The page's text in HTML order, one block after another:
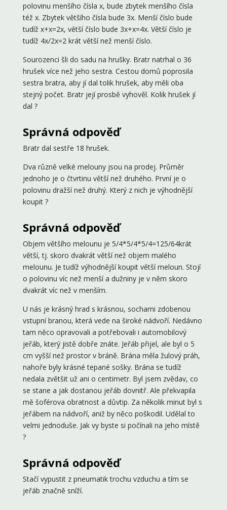
polovinu menšího čísla x, bude zbytek menšího čísla
též x. Zbytek většího čísla bude 3x. Menší číslo bude
tudíž x+x=2x, větší číslo bude 3x+x=4x. Větší číslo je
tudíž 4x/2x=2 krát větší než menší číslo.
Sourozenci šli do sadu na hrušky. Bratr natrhal o 36
hrušek více než jeho sestra. Cestou domů poprosila
sestra bratra, aby jí dal tolik hrušek, aby měli oba
stejný počet. Bratr její prosbě vyhověl. Kolik hrušek jí
dal ?
Správná odpověď
Bratr dal sestře 18 hrušek.
Dva různě velké melouny jsou na prodej. Průměr
jednoho je o čtvrtinu větší než druhého. První je o
polovinu dražší než druhý. Který z nich je výhodnější
koupit ?
Správná odpověď
Objem většího melounu je 5/4*5/4*5/4=125/64krát
větší, tj. skoro dvakrát větší než objem malého
melounu. Je tudíž výhodnější koupit větší meloun. Stojí
o polovinu víc než menší a dužniny je v něm skoro
dvakrát víc než v menším.
U nás je krásný hrad s krásnou, sochami zdobenou
vstupní branou, která vede na široké nádvoří. Nedávno
tam něco opravovali a potřebovali i automobilový
jeřáb, který jistě dobře znáte. Jeřáb přijel, ale byl o 5
cm vyšší než prostor v bráně. Brána měla žulový práh,
nahoře byly krásné tepané sošky. Brána se tudíž
nedala zvětšit už ani o centimetr. Byl jsem zvědav, co
se stane a jak dostanou jeřáb dovnitř. Ale překvapila
mě šoférova obratnost a důvtip. Za několik minut byl s
jeřábem na nádvoří, aniž by něco poškodil. Udělal to
velmi jednoduše. Jak vy byste si počínali na jeho místě
?
Správná odpověď
Stačí vypustit z pneumatik trochu vzduchu a tím se
jeřáb značně sníží.